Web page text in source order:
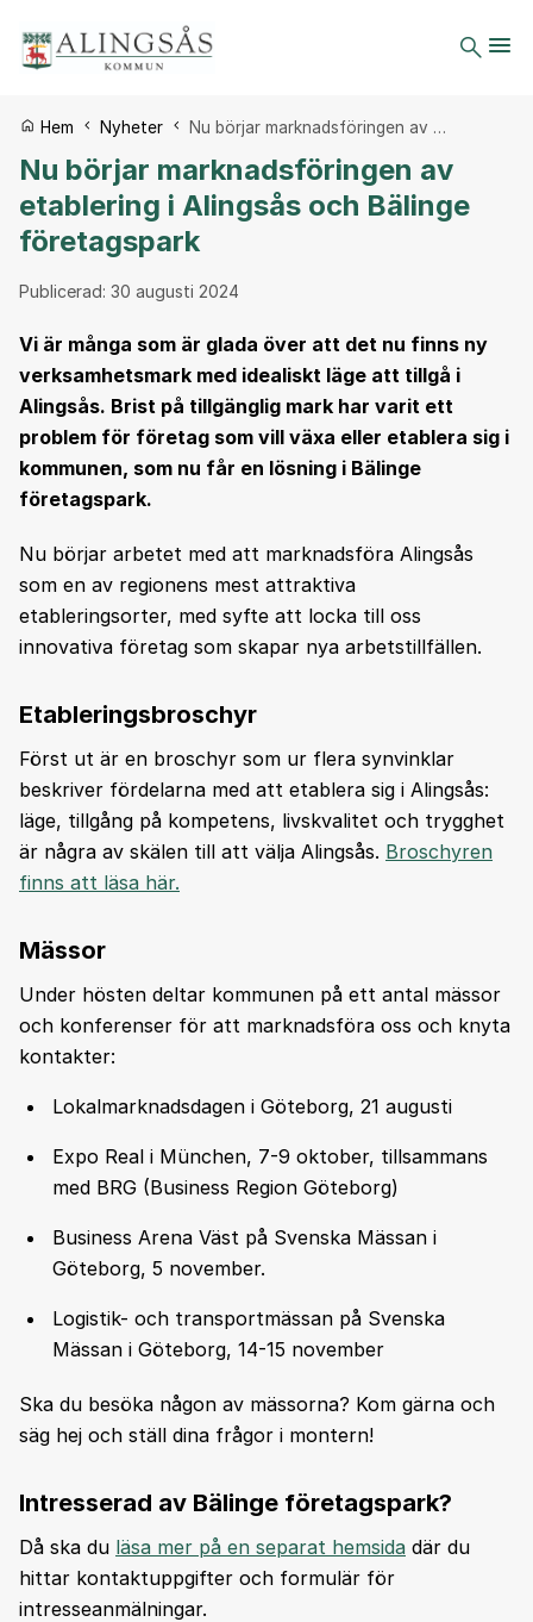
Du är här:
Hem Nyheter Nu börjar marknadsföringen av …
Nu börjar marknadsföringen av
etablering i Alingsås och Bälinge
företagspark
Publicerad: 30 augusti 2024
Vi är många som är glada över att det nu finns ny
verksamhetsmark med idealiskt läge att tillgå i
Alingsås. Brist på tillgänglig mark har varit ett
problem för företag som vill växa eller etablera sig i
kommunen, som nu får en lösning i Bälinge
företagspark.
Nu börjar arbetet med att marknadsföra Alingsås
som en av regionens mest attraktiva
etableringsorter, med syfte att locka till oss
innovativa företag som skapar nya arbetstillfällen.
Etableringsbroschyr
Först ut är en broschyr som ur flera synvinklar
beskriver fördelarna med att etablera sig i Alingsås:
läge, tillgång på kompetens, livskvalitet och trygghet
är några av skälen till att välja Alingsås. Broschyren
finns att läsa här.
Mässor
Under hösten deltar kommunen på ett antal mässor
och konferenser för att marknadsföra oss och knyta
kontakter:
Lokalmarknadsdagen i Göteborg, 21 augusti
Expo Real i München, 7-9 oktober, tillsammans
med BRG (Business Region Göteborg)
Business Arena Väst på Svenska Mässan i
Göteborg, 5 november.
Logistik- och transportmässan på Svenska
Mässan i Göteborg, 14-15 november
Ska du besöka någon av mässorna? Kom gärna och
säg hej och ställ dina frågor i montern!
Intresserad av Bälinge företagspark?
Då ska du läsa mer på en separat hemsida där du
hittar kontaktuppgifter och formulär för
intresseanmälningar.